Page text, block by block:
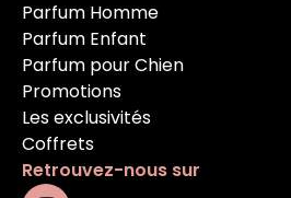
Parfum Homme
Parfum Enfant
Parfum pour Chien
Promotions
Les exclusivités
Coffrets
Retrouvez-nous sur